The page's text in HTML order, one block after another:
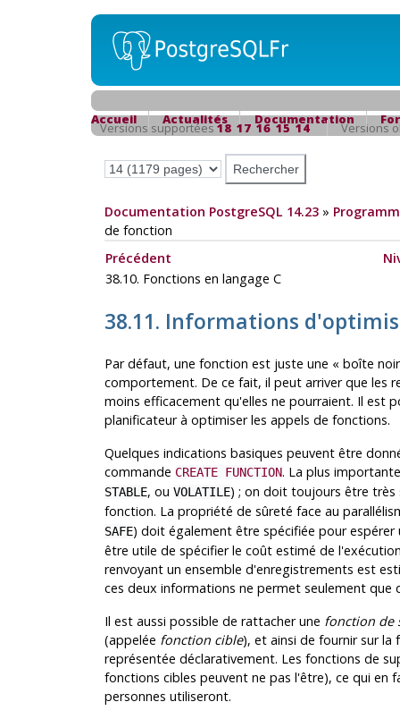
Accueil Actualités Documentation
Versions supportées18 17 16 15 14 Versions
Documentation PostgreSQL 14.23»
de fonction
Précédent
38.10. Fonctions en langage C
38.11. Informations
Par défaut, une fonction est juste une « boîte
comportement. De ce fait, il peut arriver que les
moins efficacement qu'elles ne pourraient. Il est
planificateur à optimiser les appels de fonctions.
Quelques indications basiques peuvent être
commande CREATE FUNCTION. La plus
STABLE, ou VOLATILE) ; on doit toujours être très
fonction. La propriété de sûreté face au
SAFE) doit également être spécifiée pour espérer
être utile de spécifier le coût estimé de
renvoyant un ensemble d'enregistrements est
ces deux informations ne permet seulement que
Il est aussi possible de rattacher une fonction de
(appelée fonction cible), et ainsi de fournir sur la
représentée déclarativement. Les fonctions de
fonctions cibles peuvent ne pas l'être), ce qui en
personnes utiliseront.